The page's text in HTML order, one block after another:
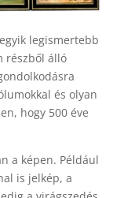
legismertebb
részből álló
és olyan
hogy 500 éve
a képen. Például
is jelkép, a